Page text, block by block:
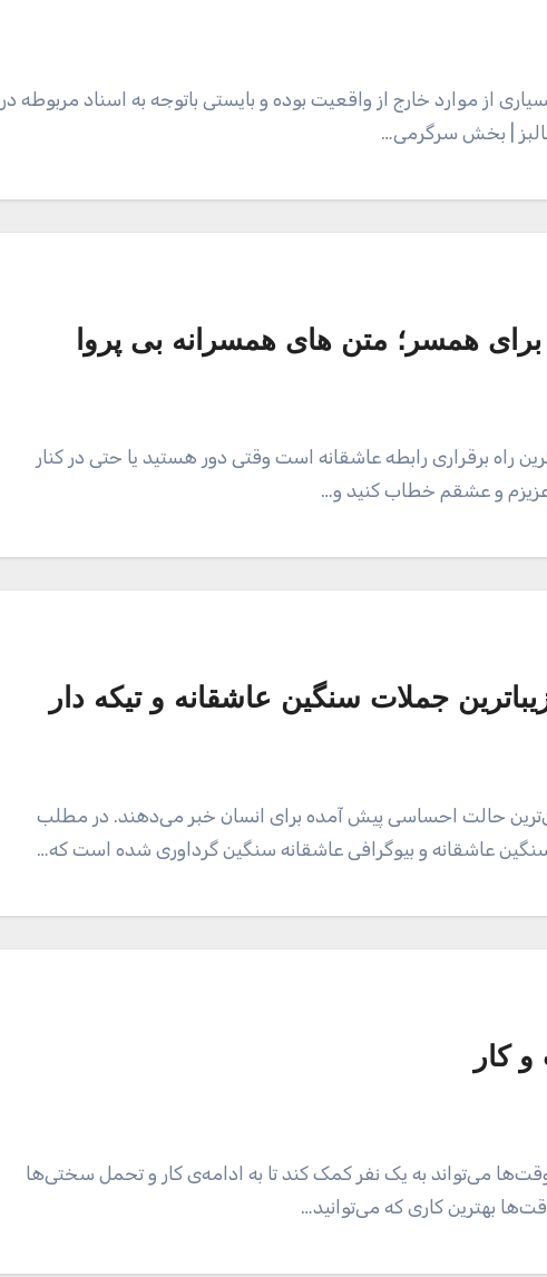
از موارد خارج از واقعیت بوده و بایستی باتوجه به اسناد مربوطه در
| بخش سرگرمی…
همسر؛ متن های همسرانه بی پروا
راه برقراری رابطه عاشقانه است وقتی دور هستید یا حتی در کنار
و عشقم خطاب کنید و…
جملات سنگین عاشقانه و تیکه دار
حالت احساسی پیش آمده برای انسان خبر می‌دهند. در مطلب
عاشقانه و بیوگرافی عاشقانه سنگین گرداوری شده است که…
کار
می‌تواند به یک نفر کمک کند تا به ادامه‌ی کار و تحمل سختی‌ها
بهترین کاری که می‌توانید…